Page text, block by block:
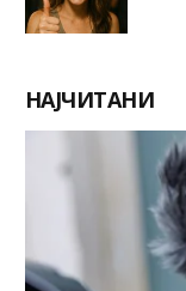
НАЈЧИТАНИ